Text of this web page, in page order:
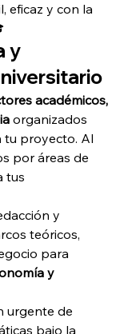
eficaz y con la
y
académicos,
organizados
tu proyecto. Al
por áreas de
tus
y
teóricos,
para
y
urgente de
bajo la